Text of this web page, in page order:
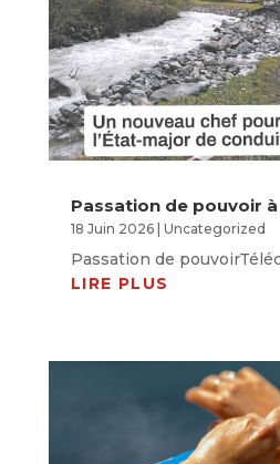
Passation de pouvoir à
18 Juin 2026| Uncategorized
Passation de
LIRE PLUS